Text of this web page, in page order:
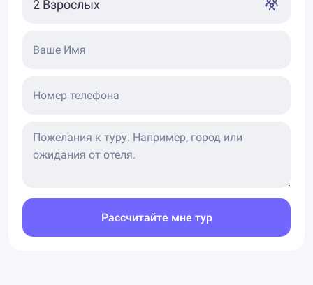
Ваше Имя
Номер телефона
Рассчитайте мне тур